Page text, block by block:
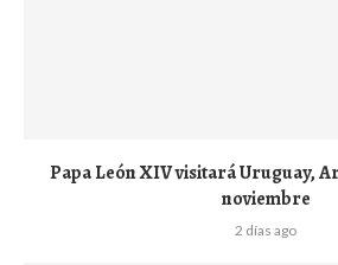
Papa León XIV visitará Uruguay,
noviembre
2 días ago